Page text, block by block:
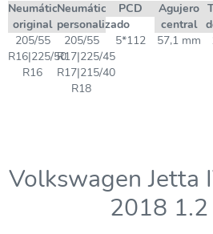
Neumático
original
Neumático
personalizado
PCD
Agujero
central
205/55
R16|225/50
R16
205/55
R17|225/45
R17|215/40
R18
5*112 57,1 mm
Volkswagen Jetta
2018 1.2